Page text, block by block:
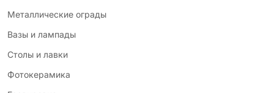
Металлические ограды
Вазы и лампады
Столы и лавки
Фотокерамика